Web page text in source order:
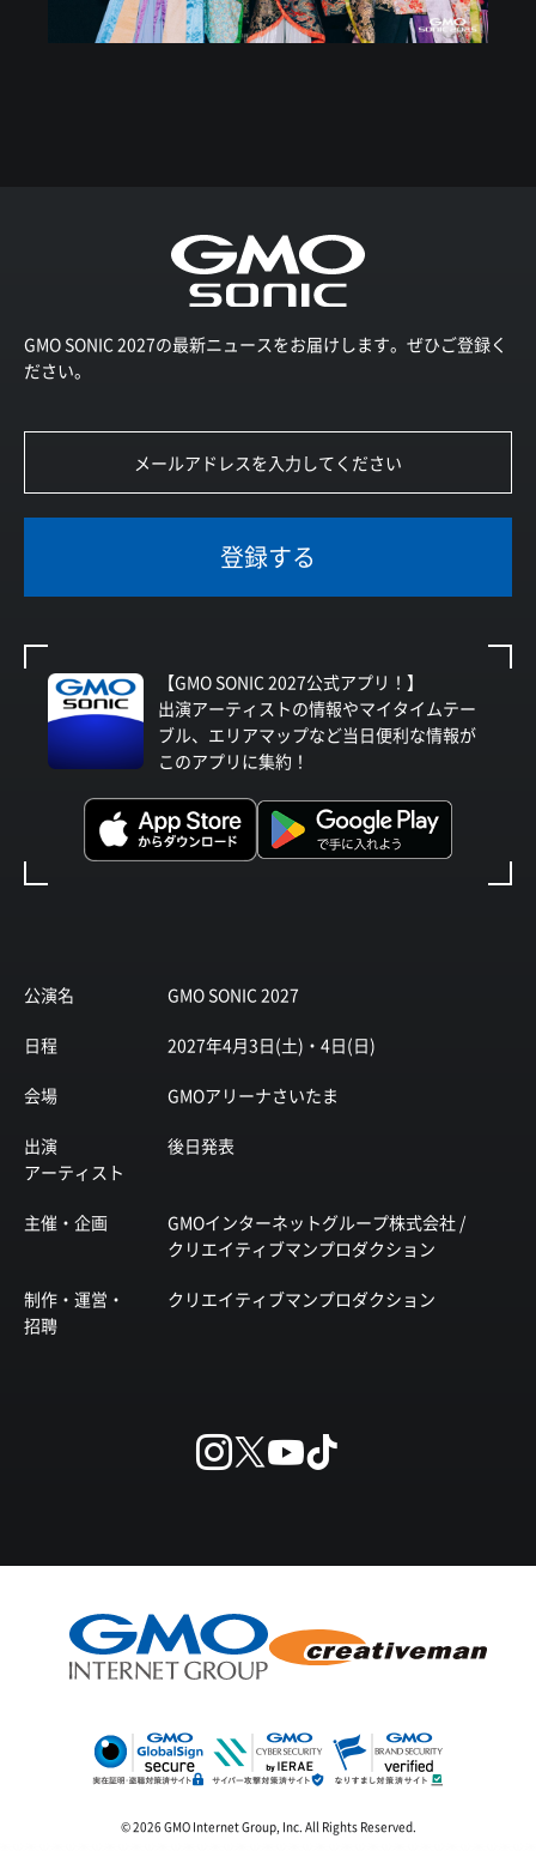
公演名 GMO SONIC 2027
日程 2027年4月3日(土)・4日(日)
会場 GMOアリーナさいたま
出演
アーティスト
後日発表
主催・企画
GMOインターネットグループ株式会社 /
クリエイティブマンプロダクション
制作・運営・
招聘
クリエイティブマンプロダクション
GMO SONIC 2027の最新ニュースをお届けします。ぜひご登録く
ださい。
登録する
【GMO SONIC 2027公式アプリ！】
出演アーティストの情報やマイタイムテー
ブル、エリアマップなど当日便利な情報が
このアプリに集約！
© 2026 GMO Internet Group, Inc. All Rights Reserved.